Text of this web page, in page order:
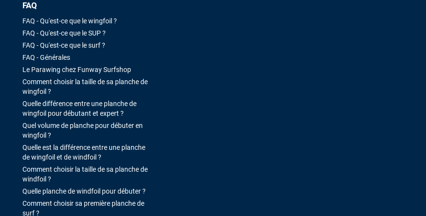
FAQ
FAQ - Qu'est-ce que le wingfoil ?
FAQ - Qu'est-ce que le SUP ?
FAQ - Qu'est-ce que le surf ?
FAQ - Générales
Le Parawing chez Funway Surfshop
Comment choisir la taille de sa planche de
wingfoil ?
Quelle différence entre une planche de
wingfoil pour débutant et expert ?
Quel volume de planche pour débuter en
wingfoil ?
Quelle est la différence entre une planche
de wingfoil et de windfoil ?
Comment choisir la taille de sa planche de
windfoil ?
Quelle planche de windfoil pour débuter ?
Comment choisir sa première planche de
surf ?